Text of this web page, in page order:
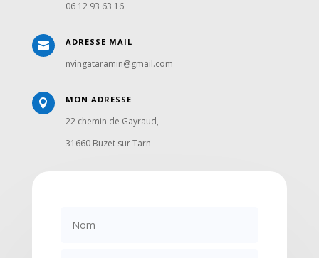
06 12 93 63 16
 ADRESSE MAIL
nvingataramin@gmail.com
 MON ADRESSE
22 chemin de Gayraud,
31660 Buzet sur Tarn